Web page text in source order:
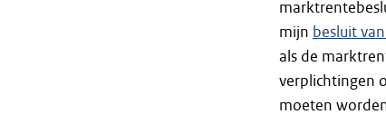
mijn besluit
als de
verplichtingen
moeten